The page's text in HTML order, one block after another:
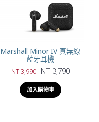
Marshall Minor IV 真無線
藍牙耳機
NT 3,990 NT 3,790
加入購物車